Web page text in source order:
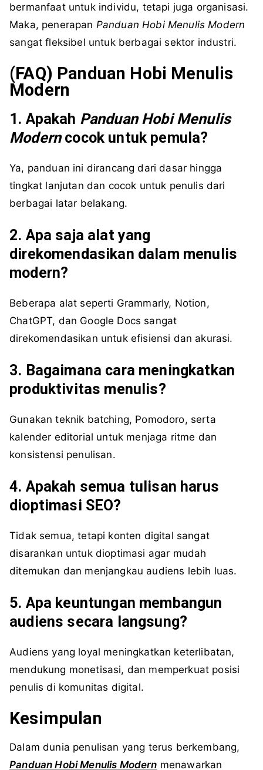
bermanfaat untuk individu, tetapi juga organisasi.
Maka, penerapan Panduan Hobi Menulis Modern
sangat fleksibel untuk berbagai sektor industri.
(FAQ) Panduan Hobi Menulis
Modern
1. Apakah Panduan Hobi Menulis
Moderncocok untuk pemula?
Ya, panduan ini dirancang dari dasar hingga
tingkat lanjutan dan cocok untuk penulis dari
berbagai latar belakang.
2. Apa saja alat yang
direkomendasikan dalam menulis
modern?
Beberapa alat seperti Grammarly, Notion,
ChatGPT, dan Google Docs sangat
direkomendasikan untuk efisiensi dan akurasi.
3. Bagaimana cara meningkatkan
produktivitas menulis?
Gunakan teknik batching, Pomodoro, serta
kalender editorial untuk menjaga ritme dan
konsistensi penulisan.
4. Apakah semua tulisan harus
dioptimasi SEO?
Tidak semua, tetapi konten digital sangat
disarankan untuk dioptimasi agar mudah
ditemukan dan menjangkau audiens lebih luas.
5. Apa keuntungan membangun
audiens secara langsung?
Audiens yang loyal meningkatkan keterlibatan,
mendukung monetisasi, dan memperkuat posisi
penulis di komunitas digital.
Kesimpulan
Dalam dunia penulisan yang terus berkembang,
Panduan Hobi Menulis Modern menawarkan